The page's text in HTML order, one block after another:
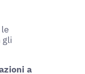
gli
a